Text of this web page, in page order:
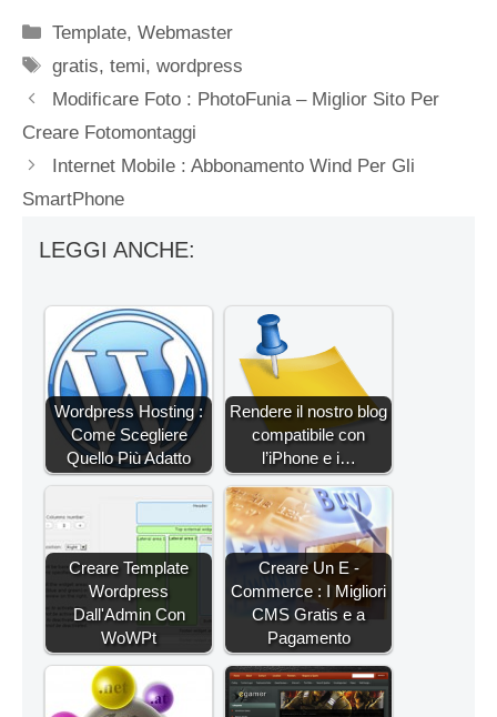
Categorie
Template,Webmaster
Tag
gratis,temi,wordpress
Modificare Foto : PhotoFunia – Miglior Sito Per
Creare Fotomontaggi
Internet Mobile : Abbonamento Wind Per Gli
SmartPhone
LEGGI ANCHE:
Wordpress Hosting :
Come Scegliere
Quello Più Adatto
Rendere il nostro blog
compatibile con
l’iPhone e i…
Creare Template
Wordpress
Dall'Admin Con
WoWPt
Creare Un E -
Commerce : I Migliori
CMS Gratis e a
Pagamento